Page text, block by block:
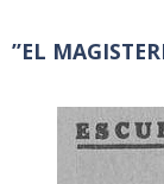
”EL